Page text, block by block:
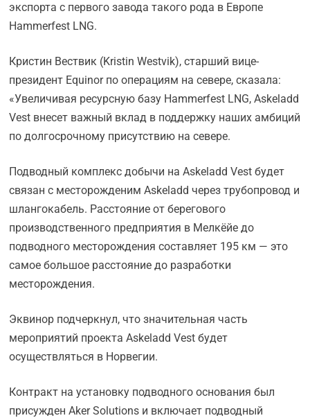
экспорта с первого завода такого рода в Европе
Hammerfest LNG.
Кристин Вествик (Kristin Westvik), старший вице-
президент Equinor по операциям на севере, сказала:
«Увеличивая ресурсную базу Hammerfest LNG, Askeladd
Vest внесет важный вклад в поддержку наших амбиций
по долгосрочному присутствию на севере.
Подводный комплекс добычи на Askeladd Vest будет
связан с месторожденим Askeladd через трубопровод и
шлангокабель. Расстояние от берегового
производственного предприятия в Мелкёйе до
подводного месторождения составляет 195 км — это
самое большое расстояние до разработки
месторождения.
Эквинор подчеркнул, что значительная часть
мероприятий проекта Askeladd Vest будет
осуществляться в Норвегии.
Контракт на установку подводного основания был
присужден Aker Solutions и включает подводный